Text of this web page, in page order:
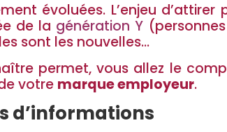
évoluées. L’enjeu d’attirer
de la génération Y
sont les nouvelles…
permet, vous allez le
votre marque employeur.
d’informations